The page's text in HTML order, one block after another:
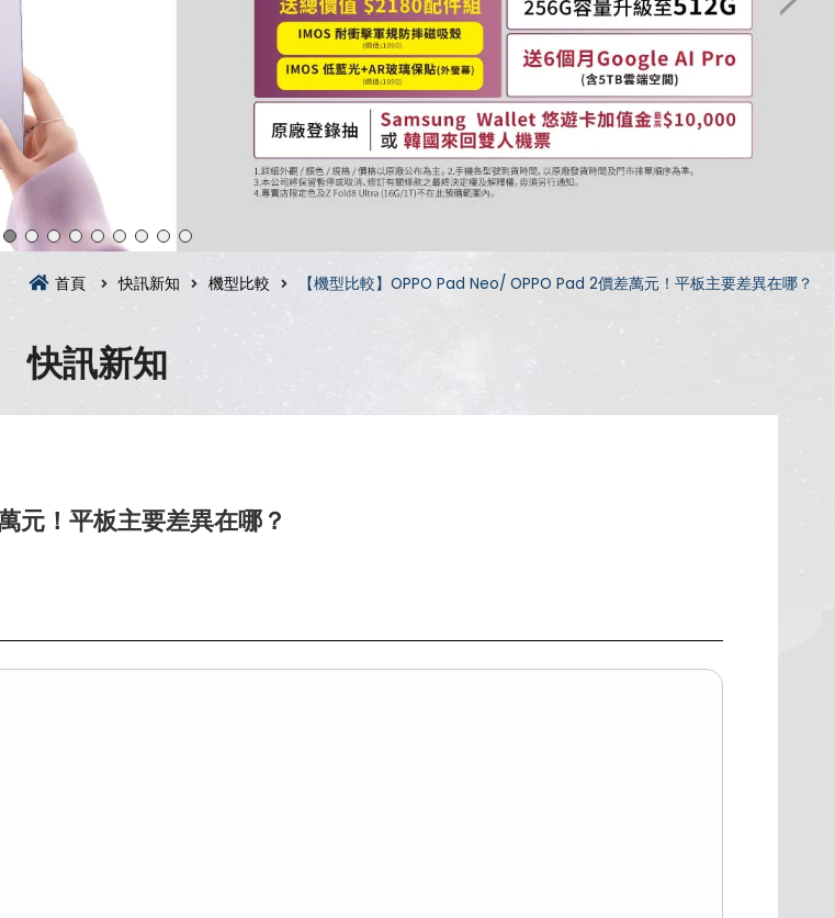
首頁 快訊新知 機型比較 【機型比較】OPPO Pad Neo/ OPPO Pad 2價差萬元！平板主要差異在哪？
快訊新知
元！平板主要差異在哪？